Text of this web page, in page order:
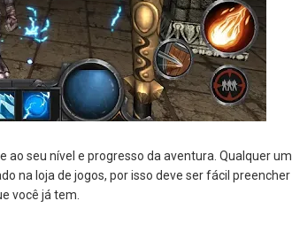
seu nível e progresso da aventura. Qualquer um
na loja de jogos, por isso deve ser fácil preencher
você já tem.